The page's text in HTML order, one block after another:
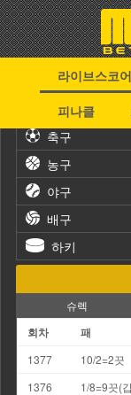
라이브스코어
피나클
축구
농구
야구
배구
하키
슈렉
회차 패
1377 10/2=2끗
1376
1/8=9끗(